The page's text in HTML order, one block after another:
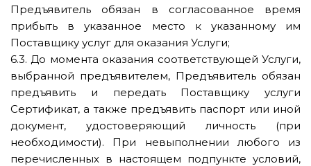
Предъявитель обязан в согласованное время
прибыть в указанное место к указанному им
Поставщику услуг для оказания Услуги;
6.3. До момента оказания соответствующей Услуги,
выбранной предъявителем, Предъявитель обязан
предъявить и передать Поставщику услуги
Сертификат, а также предъявить паспорт или иной
документ, удостоверяющий личность (при
необходимости). При невыполнении любого из
перечисленных в настоящем подпункте условий,